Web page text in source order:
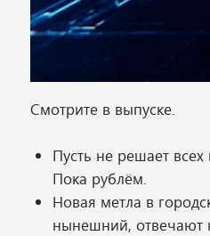
Смотрите в выпуске.
Пусть не решает
Пока рублём.
Новая метла в
нынешний, отвечают